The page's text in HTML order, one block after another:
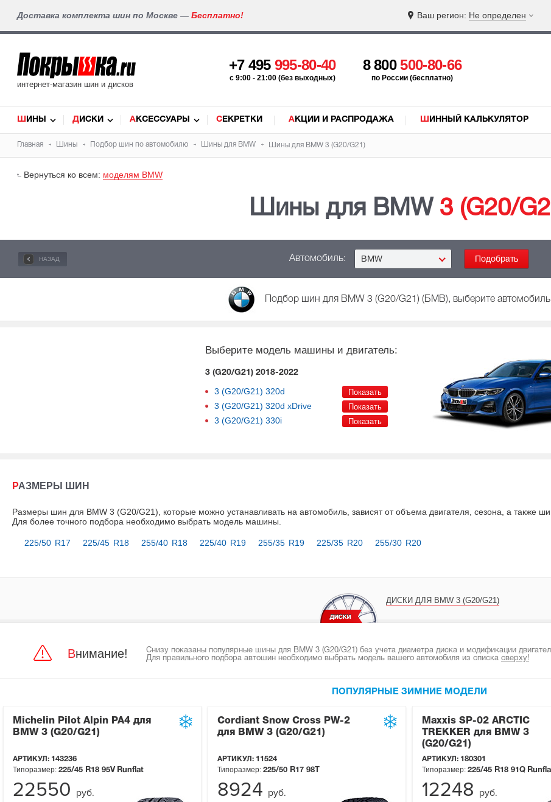
Доставка комплекта шин по Москве — Бесплатно! Ваш регион: Не определен
интернет-магазин шин и дисков
+7 495 995-80-40
c 9:00 - 21:00 (без выходных)
8 800500-80-66
по России (бесплатно)
ШИНЫ ДИСКИ АКСЕССУАРЫ СЕКРЕТКИ АКЦИИ И РАСПРОДАЖА ШИННЫЙ КАЛЬКУЛЯТОР
Главная Шины Подбор шин по автомобилю Шины для BMW Шины для BMW 3 (G20/G21)
Вернуться ко всем: моделям BMW
Шины для BMW 3 (G20/
НАЗАД Автомобиль: BMW
Подбор шин для BMW 3 (G20/G21) (БМВ), выберите автомобиль
Выберите модель машины и двигатель:
3 (G20/G21) 2018-2022
3 (G20/G21) 320d
3 (G20/G21) 320d xDrive
3 (G20/G21) 330i
РАЗМЕРЫ ШИН
Размеры шин для BMW 3 (G20/G21), которые можно устанавливать на автомобиль , зависят от объема двигателя, сезона, а также
Для более точного подбора необходимо выбрать модель машины
225/50 R17 225/45 R18 255/40 R18 225/40 R19 255/35 R19 225/35 R20 255/30 R20
ДИСКИ ДЛЯ BMW 3 (G20/G21)
Внимание!
Снизу показаны популярные шины для BMW 3 (G20/G21) без учета диаметра диска и модификации
Для правильного подбора автошин необходимо выбрать модель вашего автомобиля из списка сверху!
ПОПУЛЯРНЫЕ ЗИМНИЕ МОДЕЛИ
Michelin Pilot Alpin PA4 для
BMW 3 (G20/G21)
АРТИКУЛ: 143236
Типоразмер: 225/45 R18 95V Runflat
22550 руб.
Cordiant Snow Cross PW-2
для BMW 3 (G20/G21)
АРТИКУЛ: 11524
Типоразмер: 225/50 R17 98T
8924 руб.
Maxxis SP-02 ARCTIC
TREKKER для BMW 3
(G20/G21)
АРТИКУЛ: 180301
Типоразмер: 225/45 R18 91Q
12248 руб.